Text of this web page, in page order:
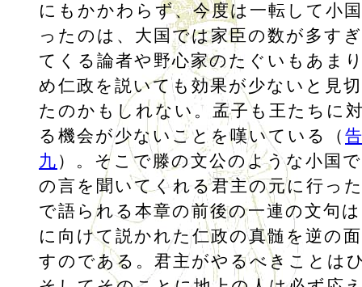
にもかかわらず、今度は一転して小
ったのは、大国では家臣の数が多す
てくる論者や野心家のたぐいもあま
め仁政を説いても効果が少ないと見
たのかもしれない。孟子も王たちに
る機会が少ないことを嘆いている（
九 ）。そこで滕の文公のような小国
の言を聞いてくれる君主の元に行っ
で語られる本章の前後の一連の文句
に向けて説かれた仁政の真髄を逆の
すのである。君主がやるべきことは